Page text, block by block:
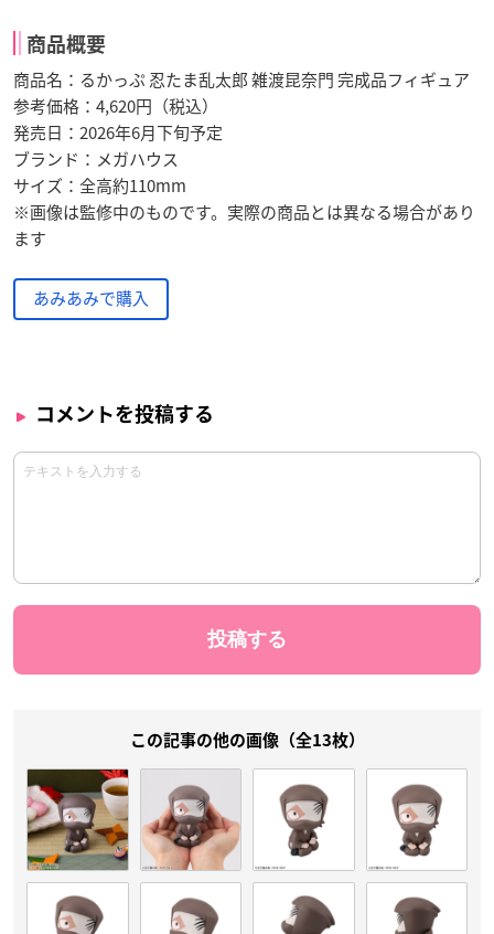
商品概要
商品名：るかっぷ 忍たま乱太郎 雑渡昆奈門 完成品フィギュア
参考価格：4,620円（税込）
発売日：2026年6月下旬予定
ブランド：メガハウス
サイズ：全高約110mm
※画像は監修中のものです。実際の商品とは異なる場合があり
ます
あみあみで購入
コメントを投稿する
この記事の他の画像（全13枚）